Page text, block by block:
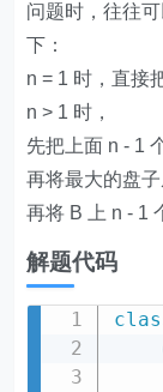
问题时，往往
下：
n = 1 时，直接
n > 1 时，
先把上面 n - 1
再将最大的盘子
再将 B 上 n - 1
解题代码